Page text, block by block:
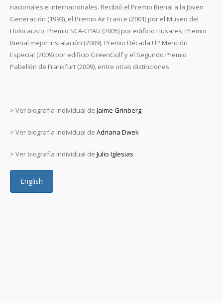
nacionales e internacionales. Recibió el Premio Bienal a la Joven
Generación (1993), el Premio Air France (2001) por el Museo del
Holocausto, Premio SCA-CPAU (2005) por edificio Husares, Premio
Bienal mejor instalación (2009), Premio Década UP Mención
Especial (2009) por edificio GreenGolf y el Segundo Premio
Pabellón de Frankfurt (2009), entre otras distinciones.
> Ver biografía individual de Jaime Grinberg
> Ver biografía individual de Adriana Dwek
> Ver biografía individual de Julio Iglesias
English